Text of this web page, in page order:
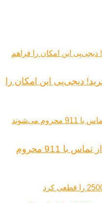
دیجی‌پی این امکان را
باگ خطرناک پیکسل؛ کاربران از تماس با 911 محروم